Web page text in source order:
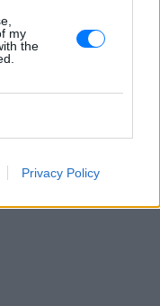
my
the
Privacy Policy